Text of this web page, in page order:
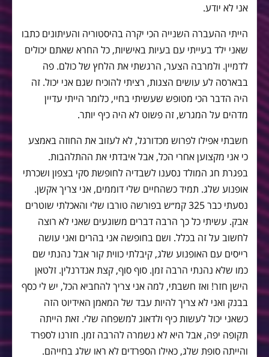
אני לא יודע.
הייתי ההעברה השנייה הכי יקרה בהיסטוריה והעיתונים כתבו
שאני ילד בעייתי עם בעיות באישיות, כל החרא שאתם יכולים
לדמיין. ולמרבה הצער, הרגשתי את הלחץ של כולם. פה
בבארסה לע עושים הצגות, רציתי להוכיח שגם אני יכול. זה
היה הדבר הכי מטופש שעשיתי בחיי, כלומר הייתי עדיין
מדהים על המגרש, זה פשוט לא היה כיף יותר.
חשבתי אפילו לפרוש מכדורגל, לא לעזוב את החוזה באמצע
כי אני מקצוען אחרי הכל, אבל איבדתי את ההתלהבות.
בפגרת חג המולד נסענו לשבדיה לחופשת סקי בצפון ושכרתי
אופנוע שלג. תמיד כשהחיים שלי דוממים, אני צריך אקשן.
נסעתי כבר 325 קמ״ש בפורשה טורבו שלי והאכלתי שוטרים
אבק. עשיתי כל כך הרבה דברים משוגעים שאני לא רוצה
לחשוב על זה בכלל. ושם בחופשה אני בהרים ואני עושה
רייסים עם האופנוע שלג, קיבלתי כווית קור אבל נהנתי שם
כמו שלא נהנתי הרבה זמן. סוף סוף, קצת אנדרנלין. זלטאן
הישן חזר! ואז חשבתי, למה אני צריך להחביא הכל, יש לי כסף
בבנק ואני לא צריך להיות עבד של המאמן האידיוט הזה
כשאני יכול לעשות כיף ולדאוג למשפחה שלי. זאת הייתה
תקופה יפה, אבל היא לא נשמרה להרבה זמן. חזרנו לספרד
והייתה סופת שלג, כאילו הספרדים לא ראו שלג בחייהם.